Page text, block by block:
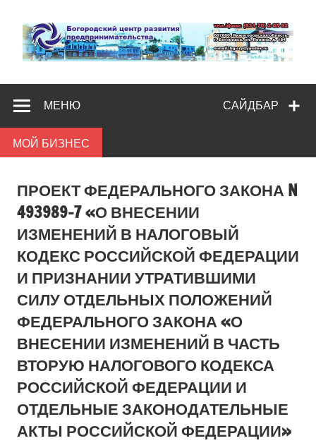
content
САЙДБАР
МЕНЮ
МОЙ БИЗНЕС
ПРОЕКТ ФЕДЕРАЛЬНОГО ЗАКОНА N
493989-7 «О ВНЕСЕНИИ
ИЗМЕНЕНИЙ В НАЛОГОВЫЙ
КОДЕКС РОССИЙСКОЙ ФЕДЕРАЦИИ
И ПРИЗНАНИИ УТРАТИВШИМИ
СИЛУ ОТДЕЛЬНЫХ ПОЛОЖЕНИЙ
ФЕДЕРАЛЬНОГО ЗАКОНА «О
ВНЕСЕНИИ ИЗМЕНЕНИЙ В ЧАСТЬ
ВТОРУЮ НАЛОГОВОГО КОДЕКСА
РОССИЙСКОЙ ФЕДЕРАЦИИ И
ОТДЕЛЬНЫЕ ЗАКОНОДАТЕЛЬНЫЕ
АКТЫ РОССИЙСКОЙ ФЕДЕРАЦИИ»